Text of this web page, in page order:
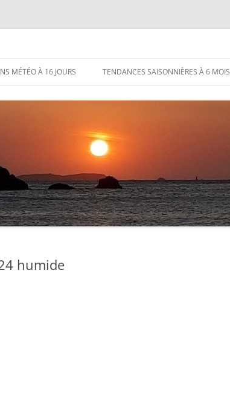
MÉTÉO À 16 JOURS TENDANCES SAISONNIÈRES À 6 MOIS
humide